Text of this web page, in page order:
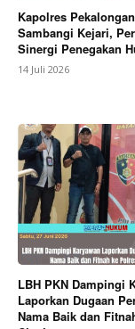
Kapolres Pekalongan
Sambangi Kejari,
Sinergi Penegakan
14 Juli 2026
LBH PKN Dampingi
Laporkan Dugaan
Nama Baik dan